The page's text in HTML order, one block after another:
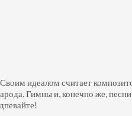
идеалом считает
Гимны и, конечно же,